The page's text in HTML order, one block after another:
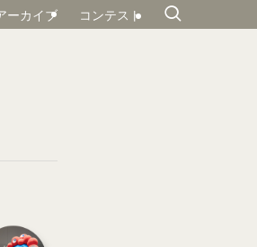
ーカイブ コンテスト